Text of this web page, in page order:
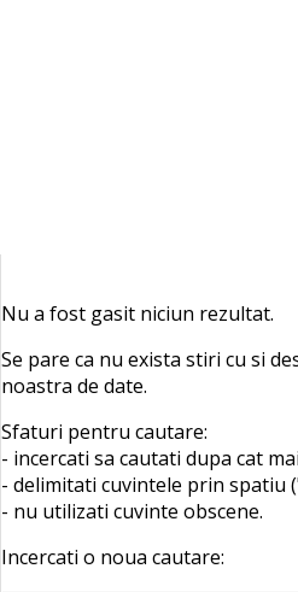
Nu a fost gasit niciun rezultat.
Se pare ca nu exista stiri cu si
noastra de date.
Sfaturi pentru cautare:
- incercati sa cautati dupa cat
- delimitati cuvintele prin spatiu
- nu utilizati cuvinte obscene.
Incercati o noua cautare: